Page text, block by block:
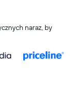
naraz, by